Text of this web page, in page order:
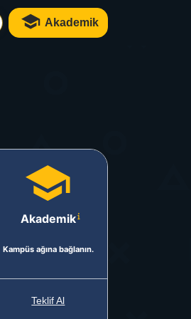
Akademik
Akademik
Kampüs ağına bağlanın.
Teklif Al